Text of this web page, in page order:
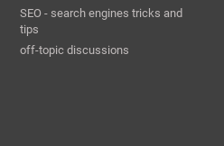
SEO - search engines tricks and
tips
off-topic discussions